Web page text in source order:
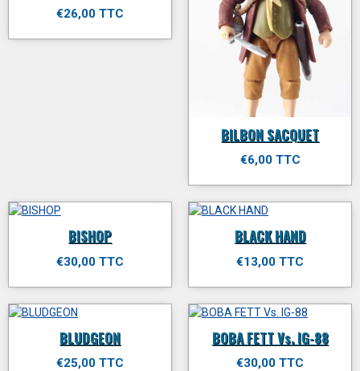
€26,00 TTC
BILBON SACQUET
€6,00 TTC
BISHOP
€30,00 TTC
BLACK HAND
€13,00 TTC
BLUDGEON
€25,00 TTC
BOBA FETT Vs. IG-88
€30,00 TTC